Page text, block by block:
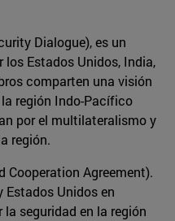
Dialogue), es un
Estados Unidos, India,
comparten una visión
región Indo-Pacífico
por el multilateralismo y
región.
Cooperation Agreement).
Unidos en
seguridad en la región